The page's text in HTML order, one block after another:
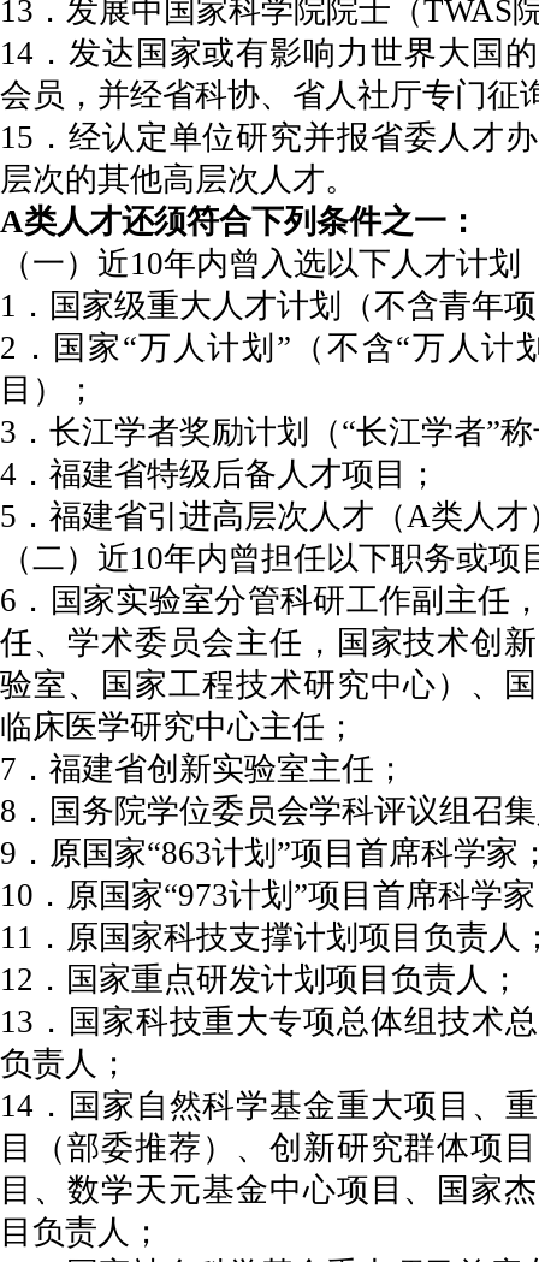
13．发展中国家科学院院士（TWAS
14．发达国家或有影响力世界大国
会员，并经省科协、省人社厅专门征
15．经认定单位研究并报省委人才
层次的其他高层次人才。
A类人才还须符合下列条件之一：
（一）近10年内曾入选以下人才计划
1．国家级重大人才计划（不含青年
2．国家“万人计划”（不含“万人计
目）；
3．长江学者奖励计划（“长江学者”
4．福建省特级后备人才项目；
5．福建省引进高层次人才（A类人才
（二）近10年内曾担任以下职务或
6．国家实验室分管科研工作副主任
任、学术委员会主任，国家技术创
验室、国家工程技术研究中心）、
临床医学研究中心主任；
7．福建省创新实验室主任；
8．国务院学位委员会学科评议组召
9．原国家“863计划”项目首席科学家
10．原国家“973计划”项目首席科学
11．原国家科技支撑计划项目负责人
12．国家重点研发计划项目负责人；
13．国家科技重大专项总体组技术
负责人；
14．国家自然科学基金重大项目、
目（部委推荐）、创新研究群体项
目、数学天元基金中心项目、国家
目负责人；